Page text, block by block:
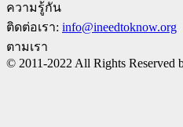
ความรู้กัน
ติดต่อเรา: info@ineedtoknow.org
ตามเรา
© 2011-2022 All Rights Reserved